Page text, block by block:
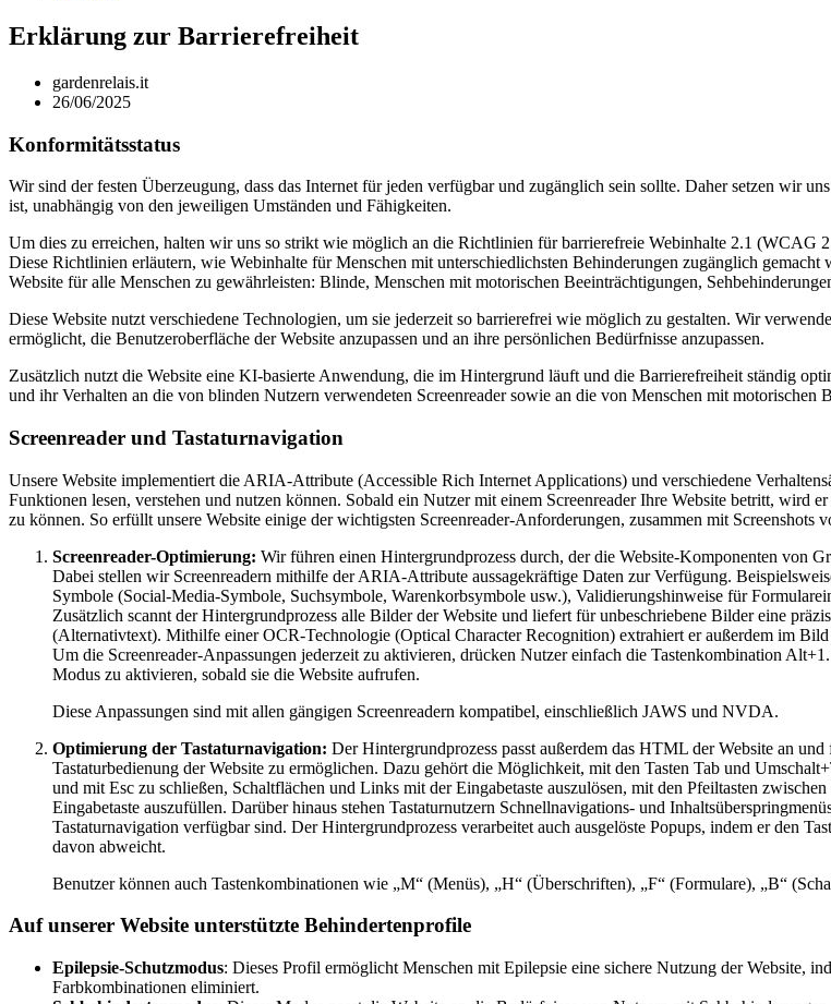
Erklärung zur Barrierefreiheit
gardenrelais.it
26/06/2025
Konformitätsstatus
Wir sind der festen Überzeugung, dass das Internet für jeden verfügbar und zugänglich sein sollte. Daher setzen wir
ist, unabhängig von den jeweiligen Umständen und Fähigkeiten.
Um dies zu erreichen, halten wir uns so strikt wie möglich an die Richtlinien für barrierefreie Webinhalte 2.1
Diese Richtlinien erläutern, wie Webinhalte für Menschen mit unterschiedlichsten Behinderungen zugänglich
Website für alle Menschen zu gewährleisten: Blinde, Menschen mit motorischen Beeinträchtigungen,
Diese Website nutzt verschiedene Technologien, um sie jederzeit so barrierefrei wie möglich zu gestalten. Wir
ermöglicht, die Benutzeroberfläche der Website anzupassen und an ihre persönlichen Bedürfnisse anzupassen.
Zusätzlich nutzt die Website eine KI-basierte Anwendung, die im Hintergrund läuft und die Barrierefreiheit ständig
und ihr Verhalten an die von blinden Nutzern verwendeten Screenreader sowie an die von Menschen mit motorischen
Screenreader und Tastaturnavigation
Unsere Website implementiert die ARIA-Attribute (Accessible Rich Internet Applications) und verschiedene
Funktionen lesen, verstehen und nutzen können. Sobald ein Nutzer mit einem Screenreader Ihre Website betritt, wird
zu können. So erfüllt unsere Website einige der wichtigsten Screenreader-Anforderungen, zusammen mit Screenshots
Screenreader-Optimierung: Wir führen einen Hintergrundprozess durch, der die Website-Komponenten von
Dabei stellen wir Screenreadern mithilfe der ARIA-Attribute aussagekräftige Daten zur Verfügung.
Symbole (Social-Media-Symbole, Suchsymbole, Warenkorbsymbole usw.), Validierungshinweise für
Zusätzlich scannt der Hintergrundprozess alle Bilder der Website und liefert für unbeschriebene Bilder eine
(Alternativtext). Mithilfe einer OCR-Technologie (Optical Character Recognition) extrahiert er außerdem im Bild
Um die Screenreader-Anpassungen jederzeit zu aktivieren, drücken Nutzer einfach die Tastenkombination
Modus zu aktivieren, sobald sie die Website aufrufen.
Diese Anpassungen sind mit allen gängigen Screenreadern kompatibel, einschließlich JAWS und NVDA.
Optimierung der Tastaturnavigation: Der Hintergrundprozess passt außerdem das HTML der Website an
Tastaturbedienung der Website zu ermöglichen. Dazu gehört die Möglichkeit, mit den Tasten Tab und
und mit Esc zu schließen, Schaltflächen und Links mit der Eingabetaste auszulösen, mit den Pfeiltasten
Eingabetaste auszufüllen. Darüber hinaus stehen Tastaturnutzern Schnellnavigations- und
Tastaturnavigation verfügbar sind. Der Hintergrundprozess verarbeitet auch ausgelöste Popups, indem er den
davon abweicht.
Benutzer können auch Tastenkombinationen wie „M“ (Menüs), „H“ (Überschriften), „F“ (Formulare), „B“
Auf unserer Website unterstützte Behindertenprofile
Epilepsie-Schutzmodus: Dieses Profil ermöglicht Menschen mit Epilepsie eine sichere Nutzung der Website,
Farbkombinationen eliminiert.